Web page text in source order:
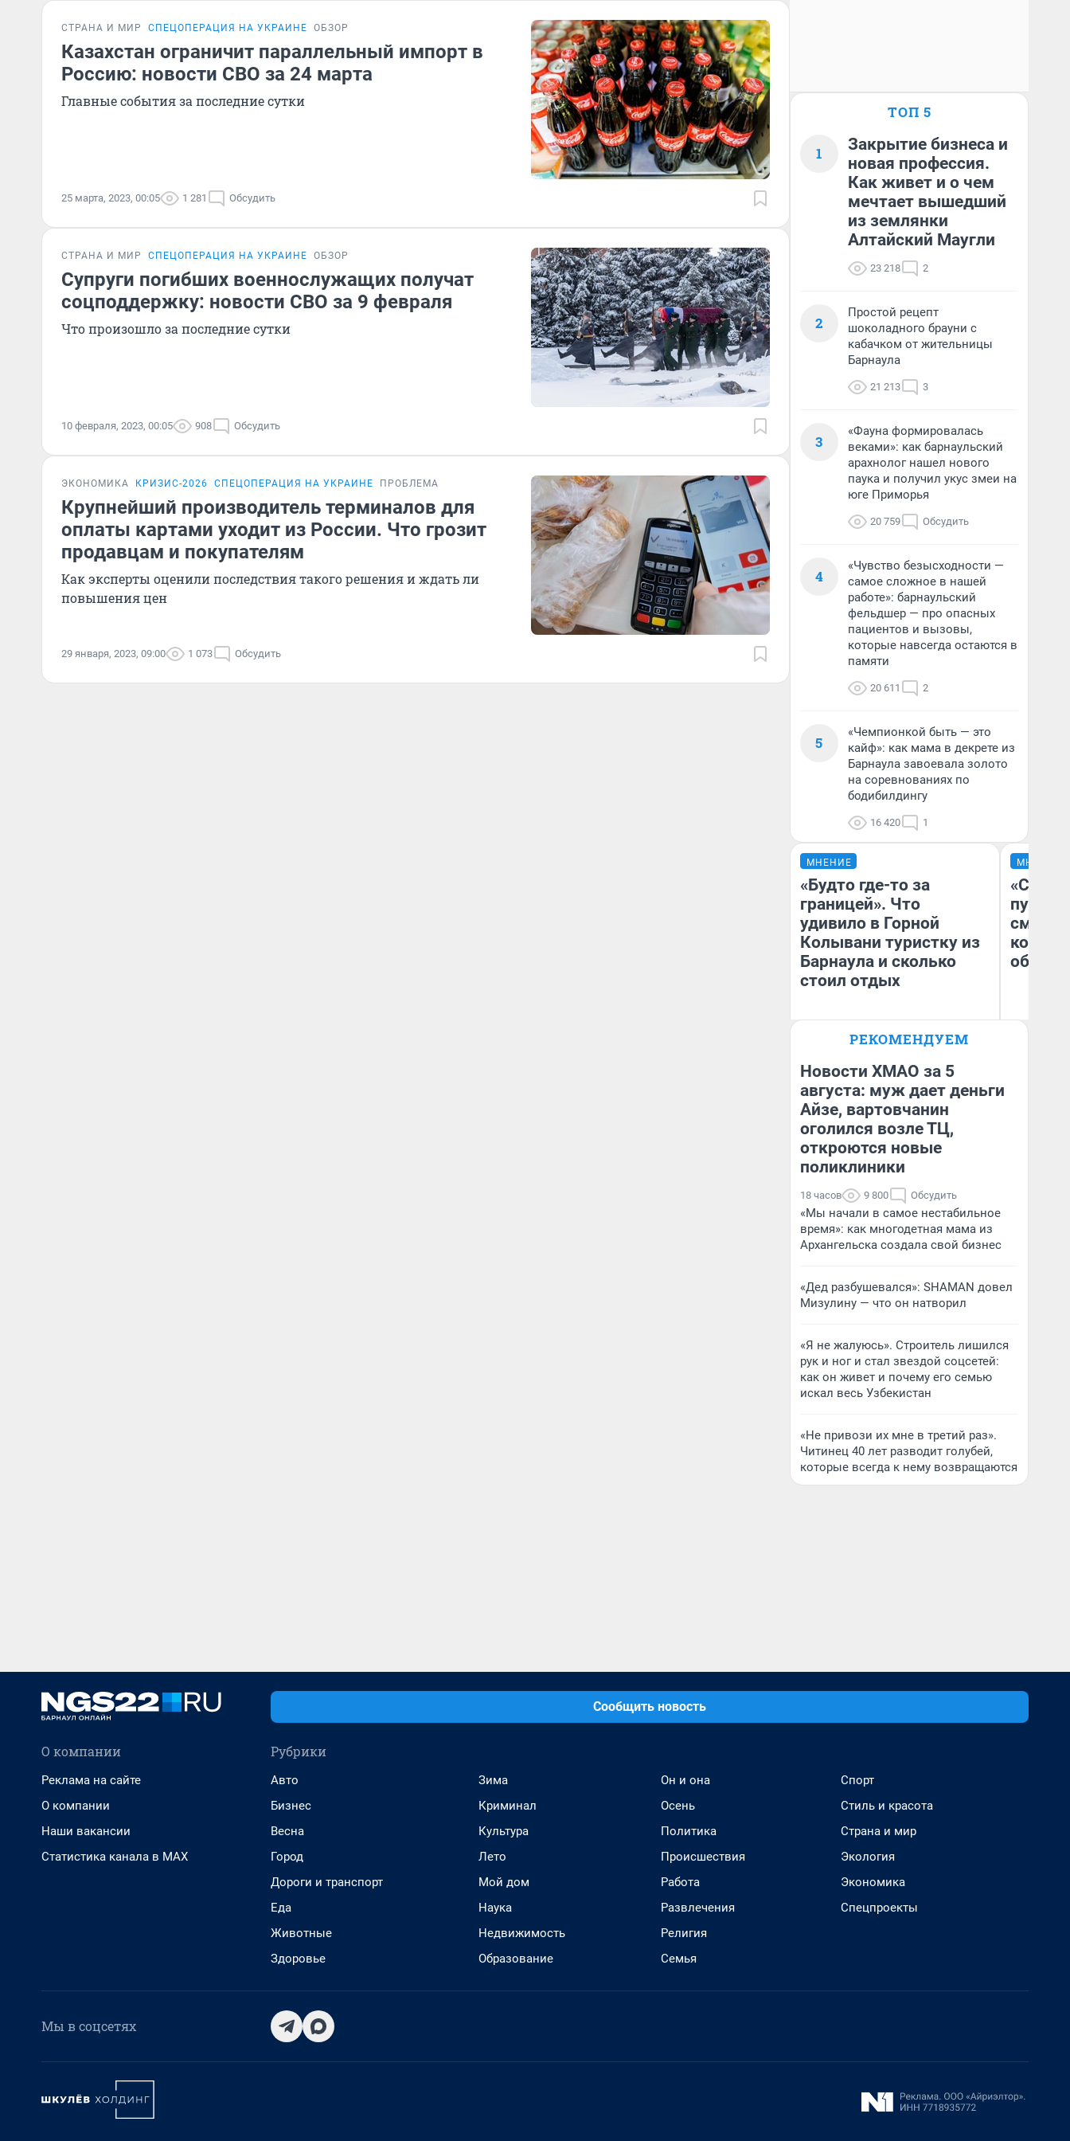
СТРАНА И МИР СПЕЦОПЕРАЦИЯ НА УКРАИНЕ ОБЗОР
Казахстан ограничит параллельный импорт в
Россию: новости СВО за 24 марта
Главные события за последние сутки
25 марта, 2023, 00:05 1 281 Обсудить
СТРАНА И МИР СПЕЦОПЕРАЦИЯ НА УКРАИНЕ ОБЗОР
Супруги погибших военнослужащих получат
соцподдержку: новости СВО за 9 февраля
Что произошло за последние сутки
10 февраля, 2023, 00:05 908 Обсудить
ЭКОНОМИКА КРИЗИС-2026 СПЕЦОПЕРАЦИЯ НА УКРАИНЕ ПРОБЛЕМА
Крупнейший производитель терминалов для
оплаты картами уходит из России. Что грозит
продавцам и покупателям
Как эксперты оценили последствия такого решения и ждать ли
повышения цен
29 января, 2023, 09:00 1 073 Обсудить
ТОП 5
1
Закрытие бизнеса и
новая профессия.
Как живет и о чем
мечтает вышедший
из землянки
Алтайский Маугли
23 218 2
2
Простой рецепт
шоколадного брауни с
кабачком от жительницы
Барнаула
21 213 3
3
«Фауна формировалась
веками»: как барнаульский
арахнолог нашел нового
паука и получил укус змеи на
юге Приморья
20 759 Обсудить
4
«Чувство безысходности —
самое сложное в нашей
работе»: барнаульский
фельдшер — про опасных
пациентов и вызовы,
которые навсегда остаются в
памяти
20 611 2
5
«Чемпионкой быть — это
кайф»: как мама в декрете из
Барнаула завоевала золото
на соревнованиях по
бодибилдингу
16 420 1
МНЕНИЕ
«Будто где-то за
границей». Что
удивило в Горной
Колывани туристку из
Барнаула и сколько
стоил отдых
МНЕНИЕ
РЕКОМЕНДУЕМ
Новости ХМАО за 5
августа: муж дает деньги
Айзе, вартовчанин
оголился возле ТЦ,
откроются новые
поликлиники
18 часов 9 800 Обсудить
«Мы начали в самое нестабильное
время»: как многодетная мама из
Архангельска создала свой бизнес
«Дед разбушевался»: SHAMAN довел
Мизулину — что он натворил
«Я не жалуюсь». Строитель лишился
рук и ног и стал звездой соцсетей:
как он живет и почему его семью
искал весь Узбекистан
«Не привози их мне в третий раз».
Читинец 40 лет разводит голубей,
которые всегда к нему возвращаются
Сообщить новость
О компании
Реклама на сайте
О компании
Наши вакансии
Статистика канала в MAX
Рубрики
Авто
Бизнес
Весна
Город
Дороги и транспорт
Еда
Животные
Здоровье
Зима
Криминал
Культура
Лето
Мой дом
Наука
Недвижимость
Образование
Он и она
Осень
Политика
Происшествия
Работа
Развлечения
Религия
Семья
Спорт
Стиль и красота
Страна и мир
Экология
Экономика
Спецпроекты
Мы в соцсетях